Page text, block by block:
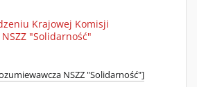
Krajowej Komisji
"Solidarność"
NSZZ "Solidarność"]